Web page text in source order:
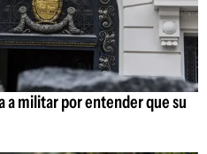
a militar por entender que su